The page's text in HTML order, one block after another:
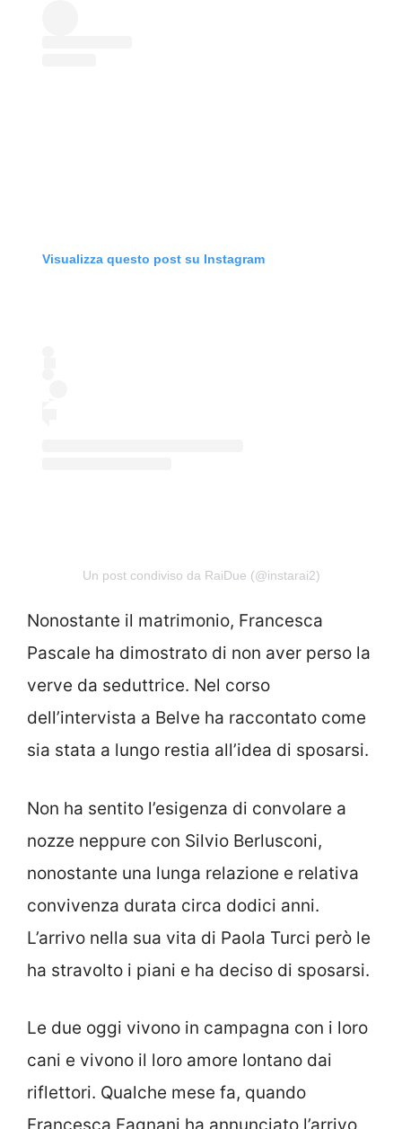
Visualizza questo post su Instagram
Un post condiviso da RaiDue (@instarai2)
Nonostante il matrimonio, Francesca
Pascale ha dimostrato di non aver perso la
verve da seduttrice. Nel corso
dell’intervista a Belve ha raccontato come
sia stata a lungo restia all’idea di sposarsi.
Non ha sentito l’esigenza di convolare a
nozze neppure con Silvio Berlusconi,
nonostante una lunga relazione e relativa
convivenza durata circa dodici anni.
L’arrivo nella sua vita di Paola Turci però le
ha stravolto i piani e ha deciso di sposarsi.
Le due oggi vivono in campagna con i loro
cani e vivono il loro amore lontano dai
riflettori. Qualche mese fa, quando